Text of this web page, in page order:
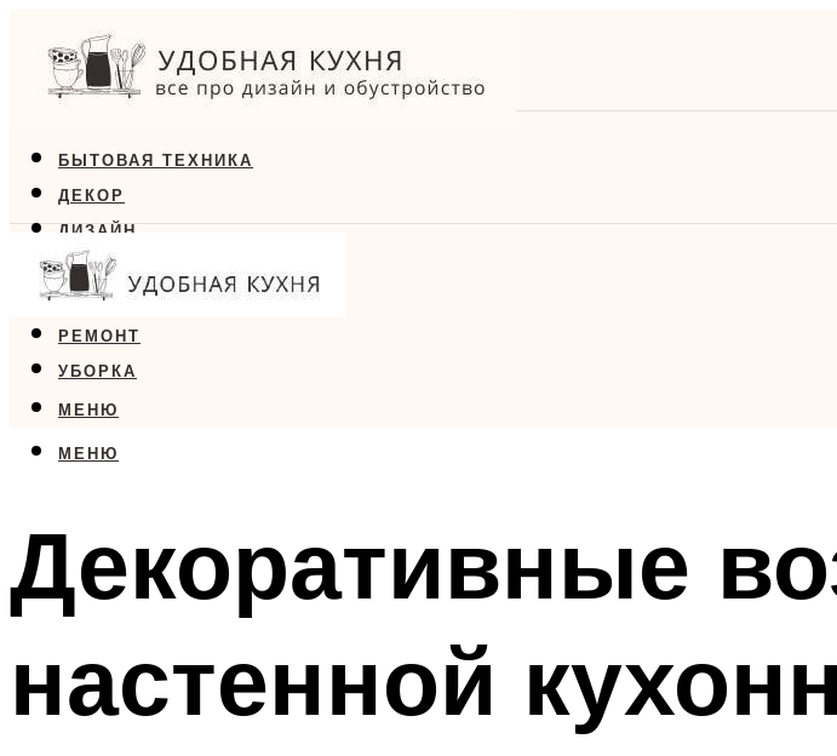
БЫТОВАЯ ТЕХНИКА
ДЕКОР
ДИЗАЙН
ЕДА
МЕБЕЛЬ
РЕМОНТ
УБОРКА
МЕНЮ
МЕНЮ
Декоративные
настенной